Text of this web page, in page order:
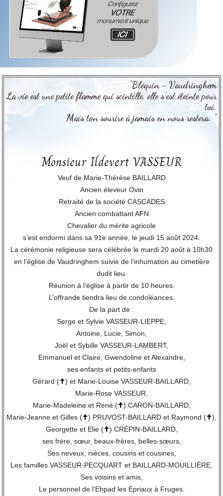
"Bléquin - Vaudringhem
La vie est une petite flamme qui scintille, elle s’est éteinte pour
toi.
Mais ton sourire à jamais en nous restera. "
Monsieur Ildevert VASSEUR
Veuf de Marie-Thérèse BAILLARD
Ancien éleveur Ovin
Retraité de la société CASCADES
Ancien combattant AFN
Chevalier du mérite agricole
s’est endormi dans sa 91e année, le jeudi 15 août 2024.
La cérémonie religieuse sera célébrée le mardi 20 août à 10h30
en l’église de Vaudringhem suivie de l’inhumation au cimetière
dudit lieu.
Réunion à l’église à partir de 10 heures.
L’offrande tiendra lieu de condoléances.
De la part de :
Serge et Sylvie VASSEUR-LIEPPE,
Antoine, Lucie, Simon,
Joël et Sybille VASSEUR-LAMBERT,
Emmanuel et Claire, Gwendoline et Alexandre,
ses enfants et petits-enfants
Gérard (✝) et Marie-Louise VASSEUR-BAILLARD,
Marie-Rose VASSEUR,
Marie-Madeleine et René (✝) CARON-BAILLARD,
Marie-Jeanne et Gilles (✝) PRUVOST-BAILLARD et Raymond (✝),
Georgette et Elie (✝) CRÉPIN-BAILLARD,
ses frère, sœur, beaux-frères, belles-sœurs,
Ses neveux, nièces, cousins et cousines,
Les familles VASSEUR-PECQUART et BAILLARD-MOUILLIÈRE,
Ses voisins et amis,
Le personnel de l’Ehpad les Epriaux à Fruges.